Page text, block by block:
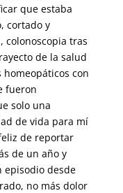
que estaba
cortado y
tras
de la salud
homeopáticos con
fueron
solo una
de vida para mí
de reportar
de un año y
episodio desde
no más dolor